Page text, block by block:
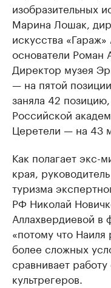
изобразительных
Марина Лошак,
искусства
основатели Роман
Директор музея
— на пятой
заняла 42
Российской
Церетели — на 43
Как полагает экс-
края,
туризма
РФ Николай
Аллахвердиевой в
«потому что Наиля
более сложных
сравнивает
культрегеров.